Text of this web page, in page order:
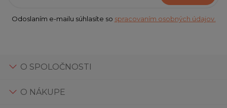
Odoslaním e-mailu súhlasíte so spracovaním osobných údajov.
O SPOLOČNOSTI
O NÁKUPE